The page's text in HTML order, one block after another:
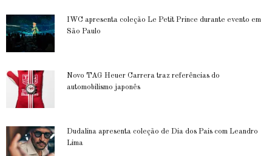
IWC apresenta coleção Le Petit Prince durante evento em
São Paulo
Novo TAG Heuer Carrera traz referências do
automobilismo japonês
Dudalina apresenta coleção de Dia dos Pais com Leandro
Lima